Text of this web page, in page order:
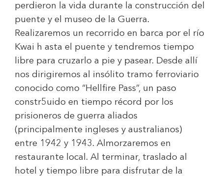
perdieron la vida durante la construcción del
puente y el museo de la Guerra.
Realizaremos un recorrido en barca por el río
Kwai h asta el puente y tendremos tiempo
libre para cruzarlo a pie y pasear. Desde allí
nos dirigiremos al insólito tramo ferroviario
conocido como “Hellfire Pass”, un paso
constr5uido en tiempo récord por los
prisioneros de guerra aliados
(principalmente ingleses y australianos)
entre 1942 y 1943. Almorzaremos en
restaurante local. Al terminar, traslado al
hotel y tiempo libre para disfrutar de la